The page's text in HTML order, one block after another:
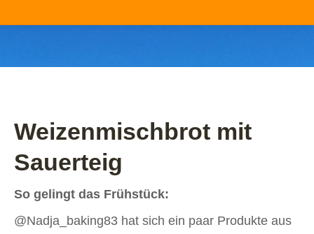
Weizenmischbrot mit
Sauerteig
So gelingt das Frühstück:
@Nadja_baking83 hat sich ein paar Produkte aus